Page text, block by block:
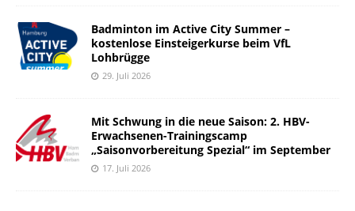
Badminton im Active City Summer –
kostenlose Einsteigerkurse beim VfL
Lohbrügge
29. Juli 2026
Mit Schwung in die neue Saison: 2. HBV-
Erwachsenen-Trainingscamp
„Saisonvorbereitung Spezial“ im September
17. Juli 2026